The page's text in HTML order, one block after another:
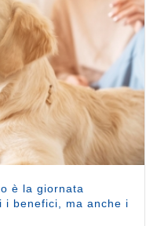
è la giornata
i benefici, ma anche i